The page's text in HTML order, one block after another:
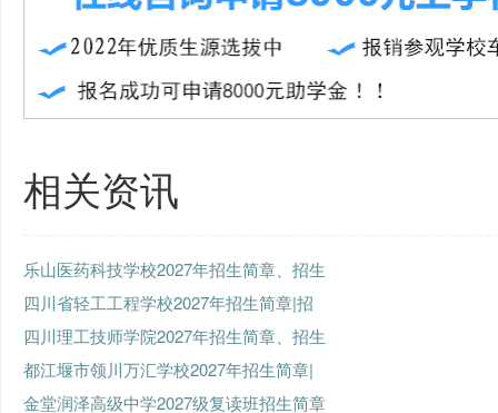
相关资讯
乐山医药科技学校2027年招生简章、招生
四川省轻工工程学校2027年招生简章|招
四川理工技师学院2027年招生简章、招生
都江堰市领川万汇学校2027年招生简章|
金堂润泽高级中学2027级复读班招生简章